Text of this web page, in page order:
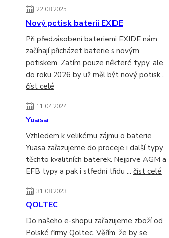
22.08.2025
Nový potisk baterií EXIDE
Při předzásobení bateriemi EXIDE nám
začínají přicházet baterie s novým
potiskem. Zatím pouze některé typy, ale
do roku 2026 by už měl být nový potisk...
číst celé
11.04.2024
Yuasa
Vzhledem k velikému zájmu o baterie
Yuasa zařazujeme do prodeje i další typy
těchto kvalitních baterek. Nejprve AGM a
EFB typy a pak i střední třídu ... číst celé
31.08.2023
QOLTEC
Do našeho e-shopu zařazujeme zboží od
Polské firmy Qoltec. Věřím, že by se